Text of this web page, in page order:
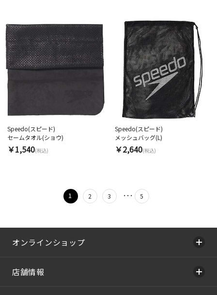
Speedo(スピード)
セームタオル(ショウ)
￥1,540(税込)
Speedo(スピード)
メッシュバッグ(L)
￥2,640(税込)
1 2 3 ･･･ 5
オンラインショップ
店舗情報